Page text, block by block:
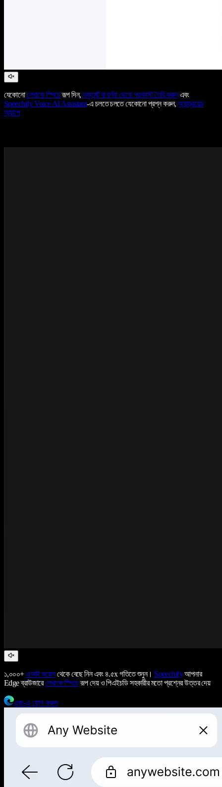
যেকোনোলেখাকে স্পিচেরূপ দিন, ডকুমেন্ট বা বর্ণনা থেকে পডকাস্ট তৈরি করুনএবং
Speechify Voice AI Assistant-এ চলতে চলতে যেকোনো প্রশ্ন করুন,অ্যান্ড্রয়েড
অ্যাপে
১,০০০+এআই ভয়েসথেকে বেছে নিন এবং ৪.৫x গতিতে শুনুন। Speechifyআপনার
Edge ব্রাউজারেলেখাকে স্পিচেরূপ দেয় ও পিএইচডি সহকারীর মতো প্রশ্নের উত্তর দেয়
এজ-এ যোগ করুন